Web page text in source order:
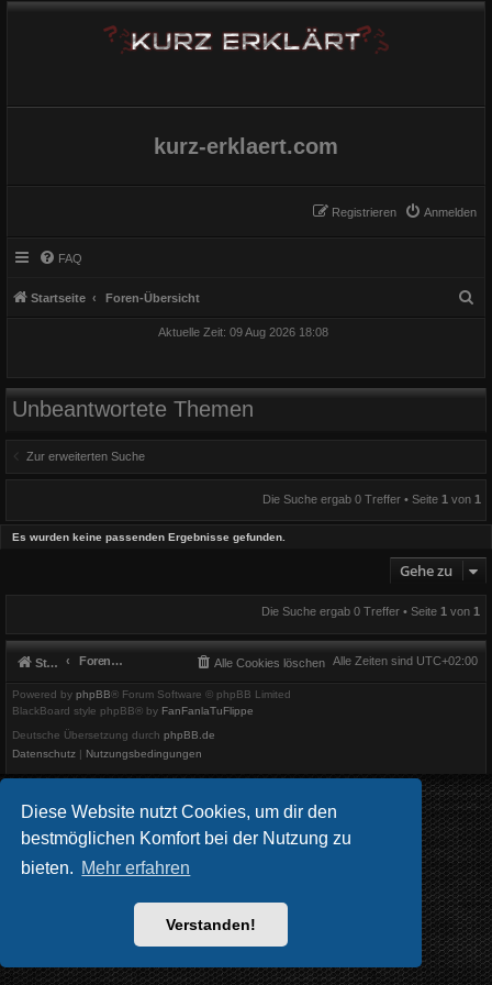
Diese Website nutzt Cookies, um dir den
bestmöglichen Komfort bei der Nutzung zu
bieten. Mehr erfahren
Verstanden!
kurz-erklaert.com
Anmelden
Registrieren
FAQ
Startseite Foren-Übersicht
Aktuelle Zeit: 09 Aug 2026 18:08
Unbeantwortete Themen
Zur erweiterten Suche
Die Suche ergab 0 Treffer • Seite 1von 1
Es wurden keine passenden Ergebnisse gefunden.
Gehe zu
Die Suche ergab 0 Treffer • Seite 1 von 1
Startseite Foren-Übersicht Alle Zeiten sind UTC+02:00
Alle Cookies löschen
Powered by phpBB® Forum Software © phpBB Limited
BlackBoard style phpBB® by FanFanlaTuFlippe
Deutsche Übersetzung durch phpBB.de
Datenschutz | Nutzungsbedingungen